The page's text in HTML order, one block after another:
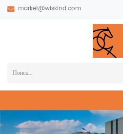
market@wiskind.com